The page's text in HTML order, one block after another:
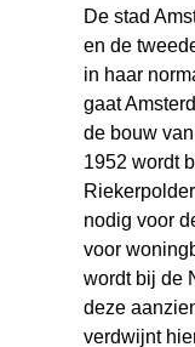
De stad
en de
in haar
gaat
de bouw
1952 wordt
nodig voor
voor
wordt bij de
deze
verdwijnt